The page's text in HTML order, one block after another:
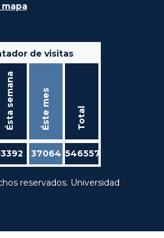
de visitas
Ésta semana Éste mes Total
37064 546557
reservados. Universidad